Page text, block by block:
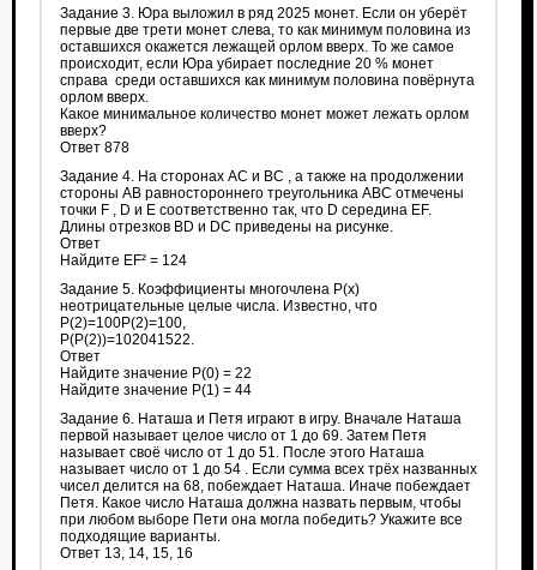
Задание 3. Юра выложил в ряд 2025 монет. Если он уберёт
первые две трети монет слева, то как минимум половина из
оставшихся окажется лежащей орлом вверх. То же самое
происходит, если Юра убирает последние 20 % монет
справа среди оставшихся как минимум половина повёрнута
орлом вверх.
Какое минимальное количество монет может лежать орлом
вверх?
Ответ 878
Задание 4. На сторонах AC и BC , а также на продолжении
стороны AB равностороннего треугольника ABC отмечены
точки F , D и E соответственно так, что D середина EF.
Длины отрезков BD и DC приведены на рисунке.
Ответ
Найдите EF² = 124
Задание 5. Коэффициенты многочлена P(x)
неотрицательные целые числа. Известно, что
P(2)=100P(2)=100,
P(P(2))=102041522.
Ответ
Найдите значение P(0) = 22
Найдите значение P(1) = 44
Задание 6. Наташа и Петя играют в игру. Вначале Наташа
первой называет целое число от 1 до 69. Затем Петя
называет своё число от 1 до 51. После этого Наташа
называет число от 1 до 54 . Если сумма всех трёх названных
чисел делится на 68, побеждает Наташа. Иначе побеждает
Петя. Какое число Наташа должна назвать первым, чтобы
при любом выборе Пети она могла победить? Укажите все
подходящие варианты.
Ответ 13, 14, 15, 16